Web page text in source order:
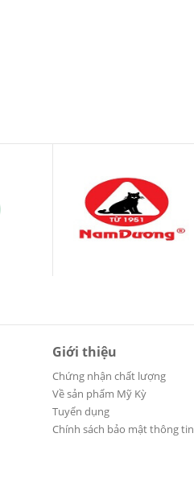
Giới thiệu
Chứng nhận chất lượng
Về sản phẩm Mỹ Kỳ
Tuyển dụng
Chính sách bảo mật thông tin